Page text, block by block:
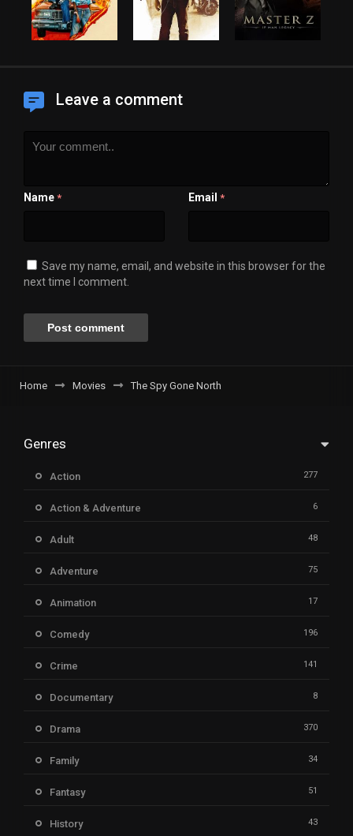
Leave a comment
Name * Email *
Save my name, email, and website in this browser for the
next time I comment.
Home Movies The Spy Gone North
Genres
Action 277
Action & Adventure 6
Adult 48
Adventure 75
Animation 17
Comedy 196
Crime 141
Documentary 8
Drama 370
Family 34
Fantasy 51
History 43